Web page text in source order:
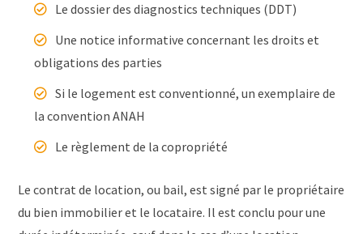
Le dossier des diagnostics techniques (DDT)
Une notice informative concernant les droits et
obligations des parties
Si le logement est conventionné, un exemplaire de
la convention ANAH
Le règlement de la copropriété
Le contrat de location, ou bail, est signé par le propriétaire
du bien immobilier et le locataire. Il est conclu pour une